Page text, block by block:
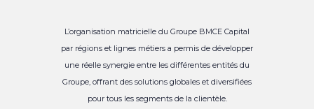
L’organisation matricielle du Groupe BMCE Capital
par régions et lignes métiers a permis de développer
une réelle synergie entre les différentes entités du
Groupe, offrant des solutions globales et diversifiées
pour tous les segments de la clientèle.